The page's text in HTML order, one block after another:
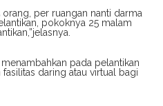
per ruangan nanti darma
pokoknya 25 malam
pada pelantikan
daring atau virtual bagi